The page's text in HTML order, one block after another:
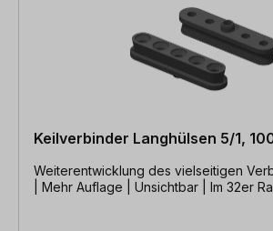
Keilverbinder Langhülsen 5/1,
Weiterentwicklung des vielseitigen
| Mehr Auflage | Unsichtbar | Im 32er